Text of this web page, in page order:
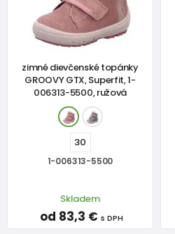
zimné dievčenské topánky
GROOVY GTX, Superfit, 1-
006313-5500, ružová
30
1-006313-5500
Skladem
od 83,3 € s DPH